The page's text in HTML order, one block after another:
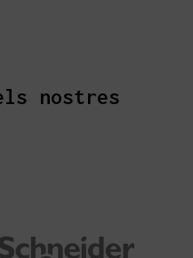
nostres